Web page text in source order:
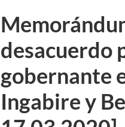
desacuerdo
gobernante
Ingabire y